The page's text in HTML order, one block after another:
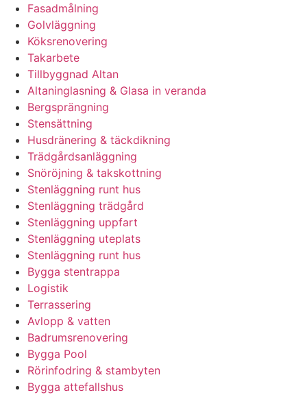
Fasadmålning
Golvläggning
Köksrenovering
Takarbete
Tillbyggnad Altan
Altaninglasning & Glasa in veranda
Bergsprängning
Stensättning
Husdränering & täckdikning
Trädgårdsanläggning
Snöröjning & takskottning
Stenläggning runt hus
Stenläggning trädgård
Stenläggning uppfart
Stenläggning uteplats
Stenläggning runt hus
Bygga stentrappa
Logistik
Terrassering
Avlopp & vatten
Badrumsrenovering
Bygga Pool
Rörinfodring & stambyten
Bygga attefallshus